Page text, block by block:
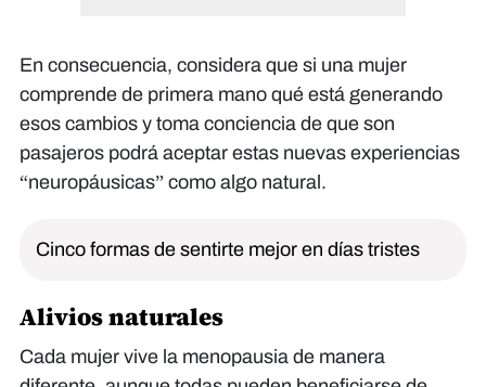
En consecuencia, considera que si una mujer
comprende de primera mano qué está generando
esos cambios y toma conciencia de que son
pasajeros podrá aceptar estas nuevas experiencias
“neuropáusicas” como algo natural.
Cinco formas de sentirte mejor en días tristes
Alivios naturales
Cada mujer vive la menopausia de manera